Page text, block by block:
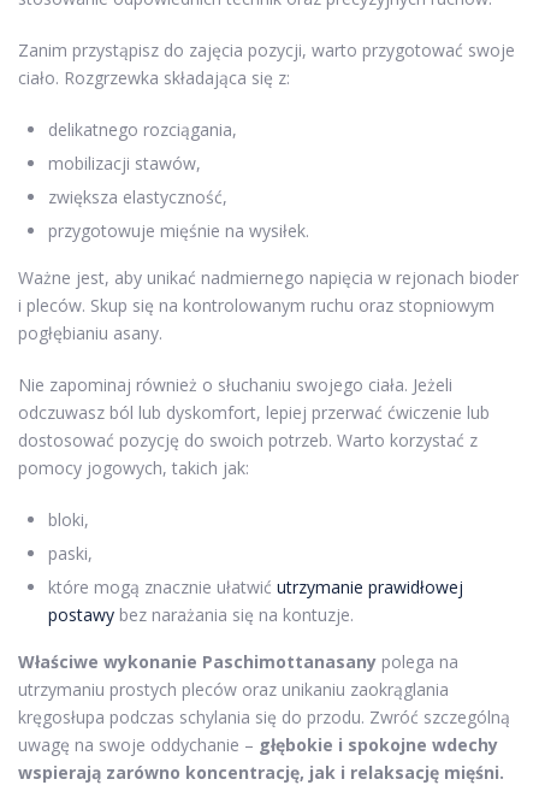
Zanim przystąpisz do zajęcia pozycji, warto przygotować swoje
ciało. Rozgrzewka składająca się z:
delikatnego rozciągania,
mobilizacji stawów,
zwiększa elastyczność,
przygotowuje mięśnie na wysiłek.
Ważne jest, aby unikać nadmiernego napięcia w rejonach bioder
i pleców. Skup się na kontrolowanym ruchu oraz stopniowym
pogłębianiu asany.
Nie zapominaj również o słuchaniu swojego ciała. Jeżeli
odczuwasz ból lub dyskomfort, lepiej przerwać ćwiczenie lub
dostosować pozycję do swoich potrzeb. Warto korzystać z
pomocy jogowych, takich jak:
bloki,
paski,
które mogą znacznie ułatwić utrzymanie prawidłowej
postawy bez narażania się na kontuzje.
Właściwe wykonanie Paschimottanasany polega na
utrzymaniu prostych pleców oraz unikaniu zaokrąglania
kręgosłupa podczas schylania się do przodu. Zwróć szczególną
uwagę na swoje oddychanie – głębokie i spokojne wdechy
wspierają zarówno koncentrację, jak i relaksację mięśni.